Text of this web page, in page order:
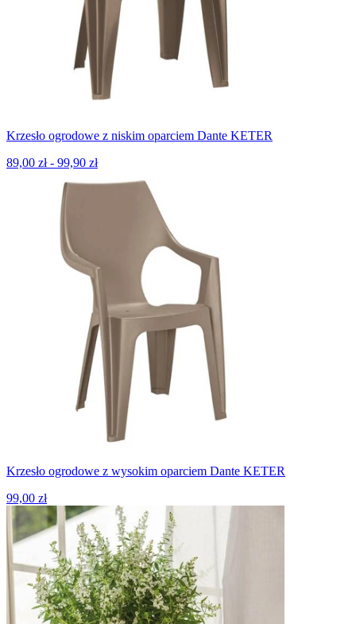
Krzesło ogrodowe z niskim oparciem Dante KETER
89,00 zł - 99,90 zł
Krzesło ogrodowe z wysokim oparciem Dante KETER
99,00 zł